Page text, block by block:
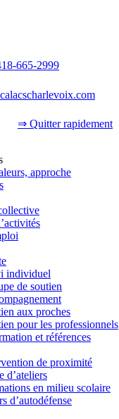
665-2999
⇒ Quitter rapidement
approche
individuel
de soutien
aux proches
pour les professionnels
et références
de proximité
d’ateliers
en milieu scolaire
d’autodéfense